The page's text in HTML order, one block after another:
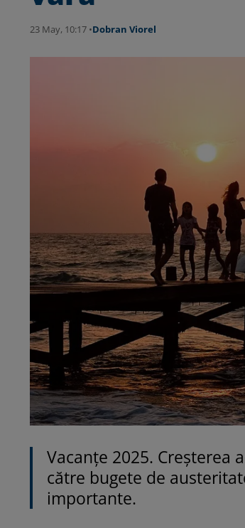
23 May, 10:17 •Dobran Viorel
Vacanţe 2025.
către bugete de
importante.